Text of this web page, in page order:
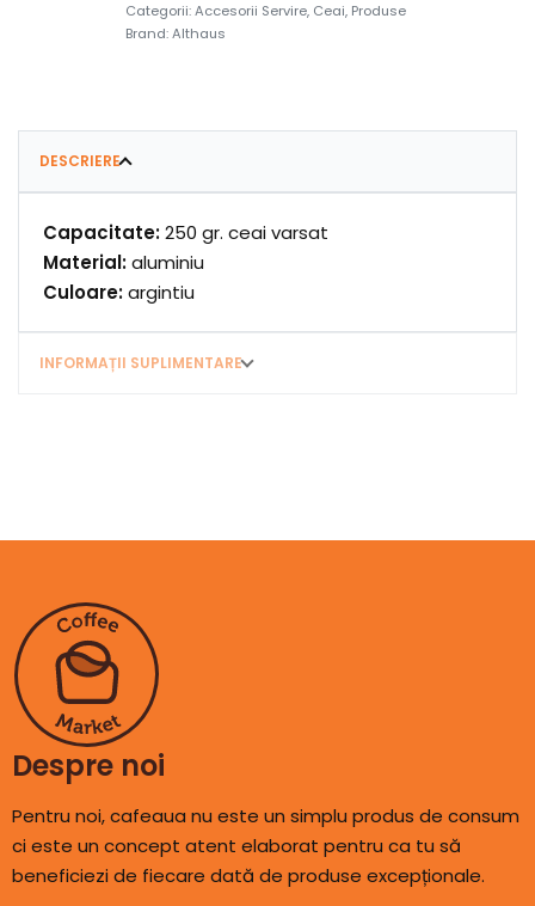
Categorii:Accesorii Servire, Ceai, Produse
Brand:Althaus
DESCRIERE
Capacitate:250 gr. ceai varsat
Material:aluminiu
Culoare:argintiu
INFORMAȚII SUPLIMENTARE
Despre noi
Pentru noi, cafeaua nu este un simplu produs de consum
ci este un concept atent elaborat pentru ca tu să
beneficiezi de fiecare dată de produse excepționale.